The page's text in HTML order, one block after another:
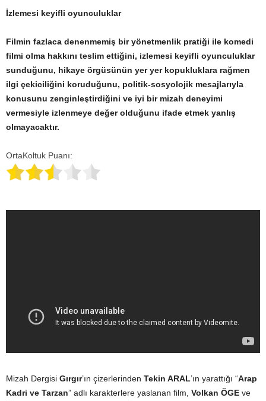
İzlemesi keyifli oyunculuklar
Filmin fazlaca denenmemiş bir yönetmenlik pratiği ile komedi
filmi olma hakkını teslim ettiğini, izlemesi keyifli oyunculuklar
sunduğunu, hikaye örgüsünün yer yer kopukluklara rağmen
ilgi çekiciliğini koruduğunu, politik-sosyolojik mesajlarıyla
konusunu zenginleştirdiğini ve iyi bir mizah deneyimi
vermesiyle izlenmeye değer olduğunu ifade etmek yanlış
olmayacaktır.
OrtaKoltuk Puanı:
Mizah Dergisi Gırgır’ın çizerlerinden Tekin ARAL’ın yarattığı “Arap
Kadri ve Tarzan” adlı karakterlere yaslanan film, Volkan ÖGE ve